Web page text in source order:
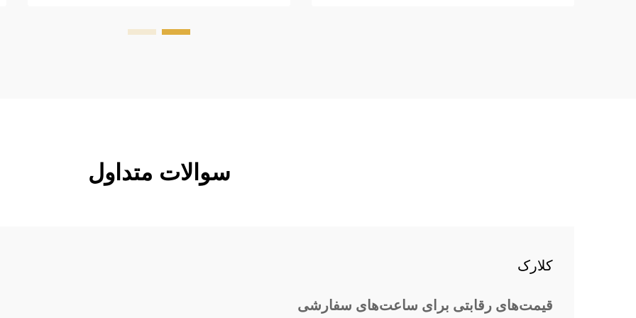
18px; font-size: 20px !important;
سوالات متداول
کلارک
قیمت‌های رقابتی برای ساعت‌های سفارشی